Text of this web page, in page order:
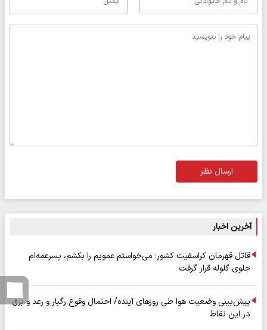
ارسال نظر
آخرین اخبار
قاتل قهرمان کراسفیت کشور: می‌خواستم عمویم را بکشم، پسرعمه‌ام
جلوی گلوله قرار گرفت
پیش‌بینی وضعیت هوا طی روزهای آینده/ احتمال وقوع رگبار و رعد و برق
در این نقاط